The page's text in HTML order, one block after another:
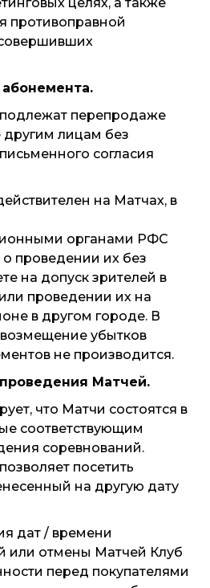
противоправной
перепродаже
лицам без
согласия
на Матчах, в
органами РФС
проведении их без
на допуск зрителей в
проведении их на
в другом городе. В
убытков
не производится.
Матчей.
что Матчи состоятся в
соответствующим
соревнований.
посетить
на другую дату
дат / времени
или отмены Матчей Клуб
перед покупателями